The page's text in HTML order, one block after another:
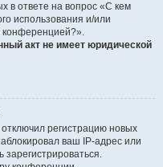
в ответе на вопрос «С кем
использования и/или
конференцией?».
акт не имеет юридической
регистрацию новых
ваш IP-адрес или